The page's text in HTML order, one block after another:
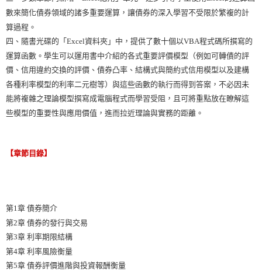
數來簡化債券領域的諸多重要運算，讓債券的深入學習不受限於繁複的計
算過程。
四、隨書光碟的「Excel資料夾」中，提供了數十個以VBA程式碼所撰寫的
運算函數。學生可以運用書中介紹的各式重要評價模型（例如可轉債的評
價、信用違約交換的評價、債券凸率、結構式與簡約式信用模型以及建構
各種利率模型的利率二元樹等）與這些函數的執行而得到答案，不必因未
能將複雜之理論模型撰寫成電腦程式而學習受阻，且可將重點放在瞭解這
些模型的重要性與應用價值，進而拉近理論與實務的距離。
【章節目錄】
第1章 債券簡介
第2章 債券的發行與交易
第3章 利率期限結構
第4章 利率風險衡量
第5章 債券評價進階與投資報酬衡量